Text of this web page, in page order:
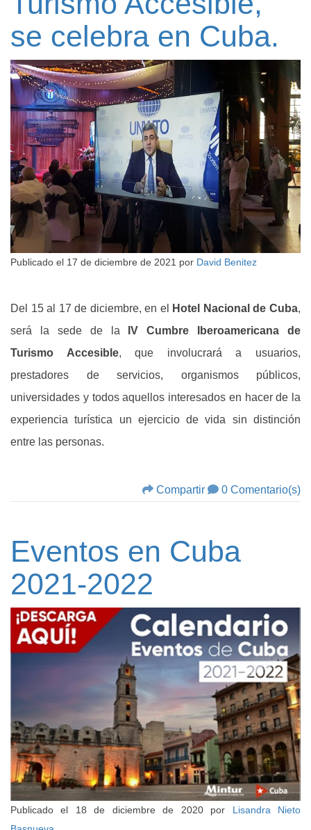
se celebra en Cuba.
Publicado el 17 de diciembre de 2021 por David Benitez
Del 15 al 17 de diciembre, en el Hotel Nacional de Cuba,
será la sede de la
IV Cumbre Iberoamericana de
Turismo Accesible, que involucrará a usuarios,
prestadores de servicios, organismos públicos,
universidades y todos aquellos interesados en hacer de la
experiencia turística un ejercicio de vida sin distinción
entre las personas.
Compartir 0 Comentario(s)
Eventos en Cuba
2021-2022
Publicado el 18 de diciembre de 2020por
Lisandra Nieto